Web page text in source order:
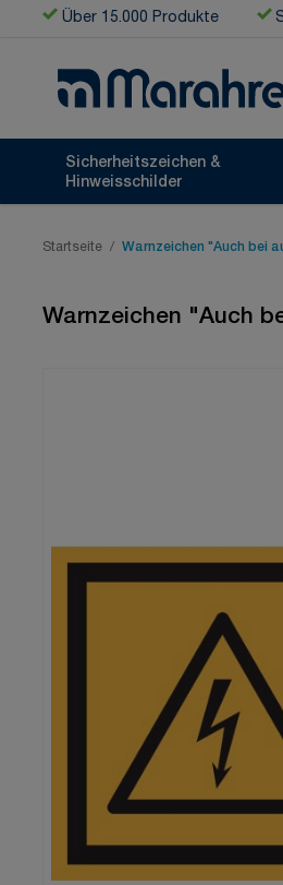
Zum Inhalt springen
Über 15.000 Produkte
Sicherheitszeichen &
Hinweisschilder
Startseite / Warnzeichen "Auch bei
Warnzeichen "Auch